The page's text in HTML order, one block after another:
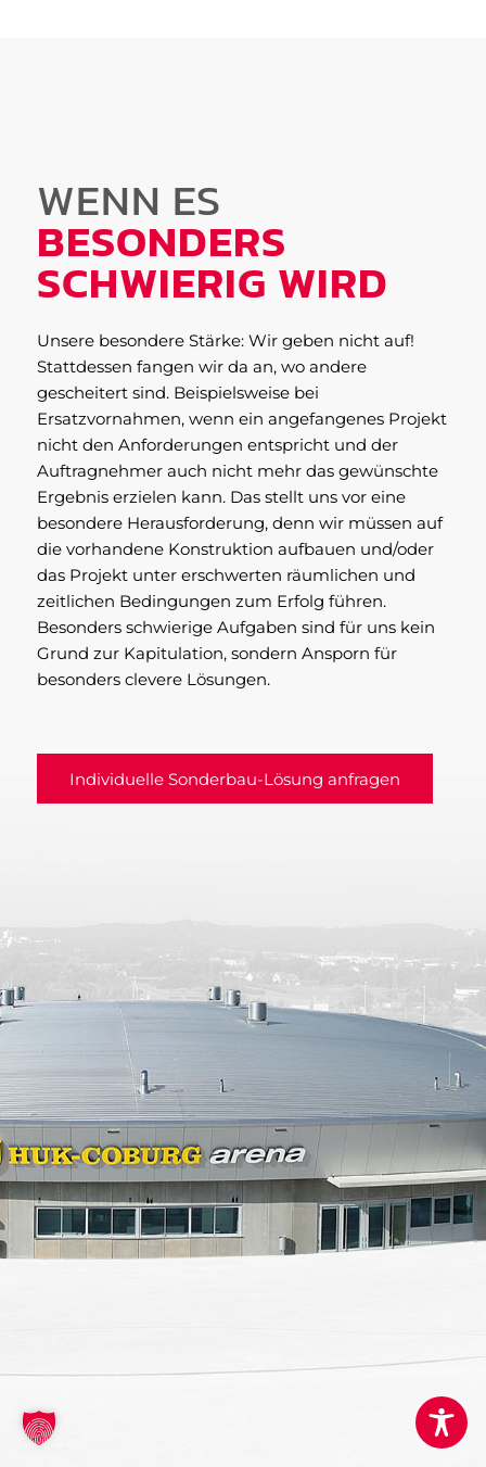
WENN ES
BESONDERS
SCHWIERIG WIRD
Unsere besondere Stärke: Wir geben nicht auf!
Stattdessen fangen wir da an, wo andere
gescheitert sind. Beispielsweise bei
Ersatzvornahmen, wenn ein angefangenes Projekt
nicht den Anforderungen entspricht und der
Auftragnehmer auch nicht mehr das gewünschte
Ergebnis erzielen kann. Das stellt uns vor eine
besondere Herausforderung, denn wir müssen auf
die vorhandene Konstruktion aufbauen und/oder
das Projekt unter erschwerten räumlichen und
zeitlichen Bedingungen zum Erfolg führen.
Besonders schwierige Aufgaben sind für uns kein
Grund zur Kapitulation, sondern Ansporn für
besonders clevere Lösungen.
Individuelle Sonderbau-Lösung anfragen